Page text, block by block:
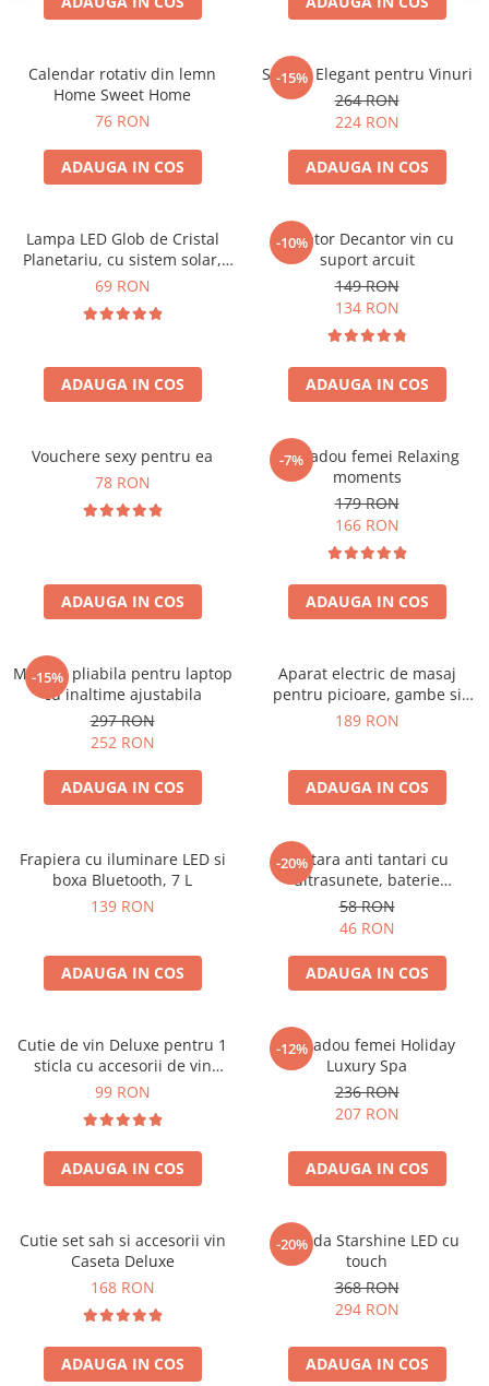
Calendar rotativ din lemn
Home Sweet Home
76 RON
ADAUGA IN COS
-15%
Suport Elegant pentru Vinuri
264 RON
224 RON
ADAUGA IN COS
Lampa LED Glob de Cristal
Planetariu, cu sistem solar,
cadou captivant
69 RON
ADAUGA IN COS
-10%
Aerator Decantor vin cu
suport arcuit
149 RON
134 RON
ADAUGA IN COS
Vouchere sexy pentru ea
78 RON
ADAUGA IN COS
-7%
Set cadou femei Relaxing
moments
179 RON
166 RON
ADAUGA IN COS
-15%
Masuta pliabila pentru laptop
cu inaltime ajustabila
297 RON
252 RON
ADAUGA IN COS
Aparat electric de masaj
pentru picioare, gambe si
brate
189 RON
ADAUGA IN COS
Frapiera cu iluminare LED si
boxa Bluetooth, 7 L
139 RON
ADAUGA IN COS
-20%
Bratara anti tantari cu
ultrasunete, baterie
reincarcabila 90mAh
58 RON
46 RON
ADAUGA IN COS
Cutie de vin Deluxe pentru 1
sticla cu accesorii de vin
incluse piele ecologica de
99 RON
ADAUGA IN COS
-12%
Set cadou femei Holiday
Luxury Spa
236 RON
207 RON
ADAUGA IN COS
Cutie set sah si accesorii vin
Caseta Deluxe
168 RON
ADAUGA IN COS
-20%
Oglinda Starshine LED cu
touch
368 RON
294 RON
ADAUGA IN COS